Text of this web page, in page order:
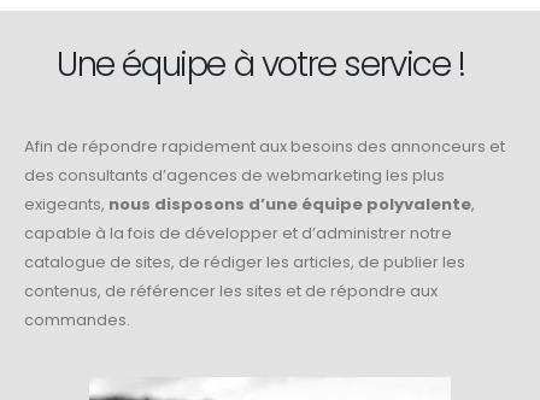
Une équipe à votre service !
Afin de répondre rapidement aux besoins des annonceurs et
des consultants d’agences de webmarketing les plus
exigeants, nous disposons d’une équipe polyvalente,
capable à la fois de développer et d’administrer notre
catalogue de sites, de rédiger les articles, de publier les
contenus, de référencer les sites et de répondre aux
commandes.